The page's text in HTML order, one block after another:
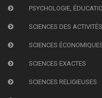
PSYCHOLOGIE,
SCIENCES DES
SCIENCES
SCIENCES EXACTES
SCIENCES RELIGIEUSES